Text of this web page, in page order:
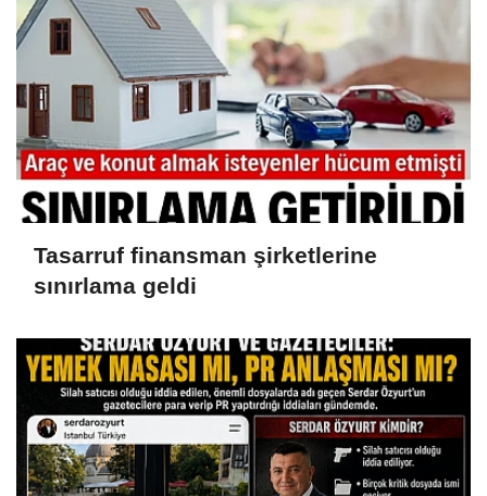
Tasarruf finansman şirketlerine
sınırlama geldi